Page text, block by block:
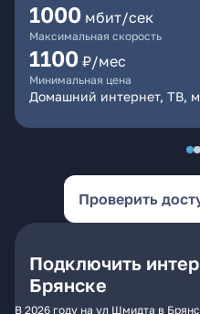
1000 мбит/сек
Максимальная скорость
1100 ₽/мес
Минимальная цена
Домашний интернет, ТВ,
Проверить
Подключить
Брянске
В 2026 году на ул Шмидта в